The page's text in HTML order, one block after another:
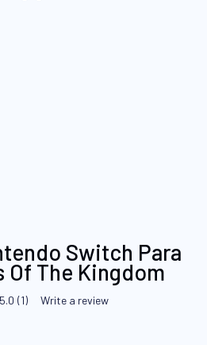
Switch Para
Of The Kingdom
5.0 (1) Write a review